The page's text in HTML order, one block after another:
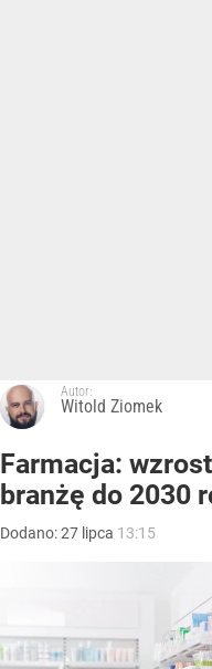
Autor:
Witold Ziomek
Farmacja:
branżę do 2030
Dodano:27 lipca 13:15